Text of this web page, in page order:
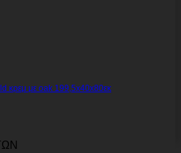
κρεμ με oak 199,5x40x80εκ